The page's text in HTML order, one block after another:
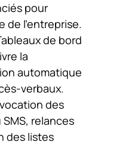
pour
de l’entreprise.
de bord
la
automatique
verbaux.
des
relances
des listes